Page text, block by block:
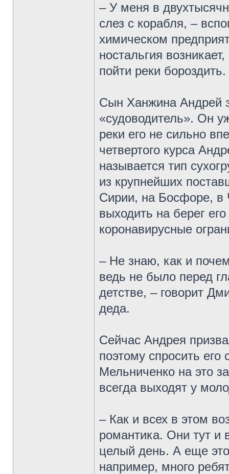
– У меня в
слез с корабля, –
химическом
ностальгия
пойти реки бороздить.
Сын Ханжина Андрей
«судоводитель». Он
реки его не сильно
четвертого курса
называется тип
из крупнейших
Сирии, на Босфоре,
выходить на берег
коронавирусные
– Не знаю, как и
ведь не было перед
детстве, – говорит
деда.
Сейчас Андрея
поэтому спросить
Мельниченко на это
всегда выходят у
– Как и всех в этом
романтика. Они тут и
целый день. А еще
например, много